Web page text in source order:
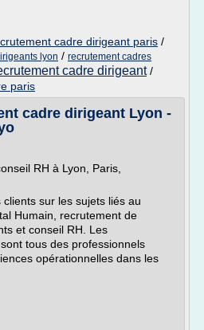
cadre dirigeant paris /
lyon / recrutement cadres
cadre dirigeant/
paris
cadre dirigeant Lyon -
RH à Lyon, Paris,
sur les sujets liés au
Humain, recrutement de
et conseil RH. Les
tous des professionnels
opérationnelles dans les